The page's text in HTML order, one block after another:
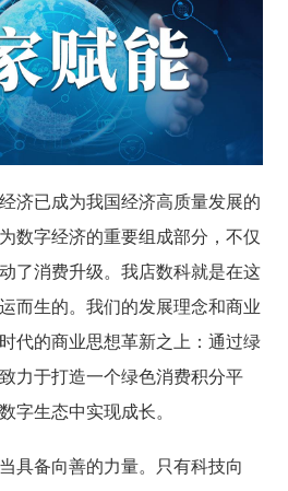
济已成为我国经济高质量发展的
数字经济的重要组成部分，不仅
了消费升级。我店数科就是在这
而生的。我们的发展理念和商业
代的商业思想革新之上：通过绿
力于打造一个绿色消费积分平
字生态中实现成长。
具备向善的力量。只有科技向